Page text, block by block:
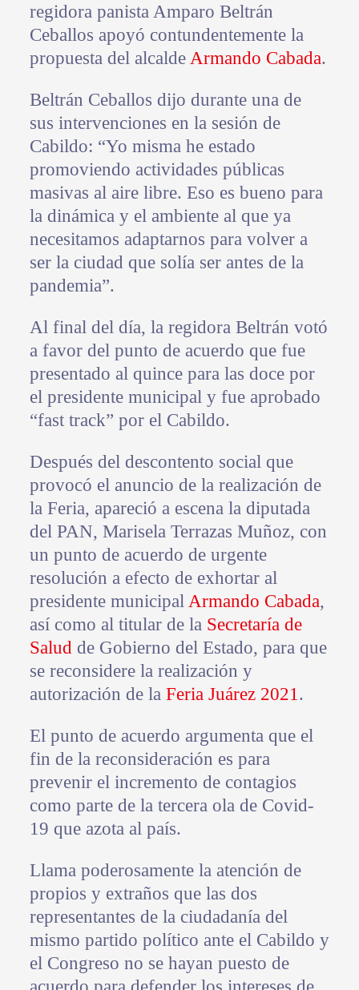
regidora panista Amparo Beltrán
Ceballos apoyó contundentemente la
propuesta del alcalde Armando Cabada.
Beltrán Ceballos dijo durante una de
sus intervenciones en la sesión de
Cabildo: “Yo misma he estado
promoviendo actividades públicas
masivas al aire libre. Eso es bueno para
la dinámica y el ambiente al que ya
necesitamos adaptarnos para volver a
ser la ciudad que solía ser antes de la
pandemia”.
Al final del día, la regidora Beltrán votó
a favor del punto de acuerdo que fue
presentado al quince para las doce por
el presidente municipal y fue aprobado
“fast track” por el Cabildo.
Después del descontento social que
provocó el anuncio de la realización de
la Feria, apareció a escena la diputada
del PAN, Marisela Terrazas Muñoz, con
un punto de acuerdo de urgente
resolución a efecto de exhortar al
presidente municipal Armando Cabada,
así como al titular de la Secretaría de
Saludde Gobierno del Estado, para que
se reconsidere la realización y
autorización de la Feria Juárez 2021.
El punto de acuerdo argumenta que el
fin de la reconsideración es para
prevenir el incremento de contagios
como parte de la tercera ola de Covid-
19 que azota al país.
Llama poderosamente la atención de
propios y extraños que las dos
representantes de la ciudadanía del
mismo partido político ante el Cabildo y
el Congreso no se hayan puesto de